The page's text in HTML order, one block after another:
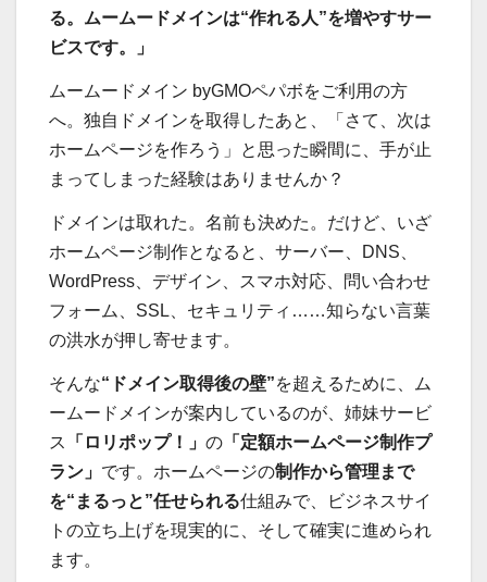
る。ムームードメインは“作れる人”を増やすサー
ビスです。」
ムームードメイン byGMOペパボをご利用の方
へ。独自ドメインを取得したあと、「さて、次は
ホームページを作ろう」と思った瞬間に、手が止
まってしまった経験はありませんか？
ドメインは取れた。名前も決めた。だけど、いざ
ホームページ制作となると、サーバー、DNS、
WordPress、デザイン、スマホ対応、問い合わせ
フォーム、SSL、セキュリティ……知らない言葉
の洪水が押し寄せます。
そんな“ドメイン取得後の壁”を超えるために、ム
ームードメインが案内しているのが、姉妹サービ
ス
「ロリポップ！」 の 「定額ホームページ制作プ
ラン」 です。ホームページの制作から管理まで
を“まるっと”任せられる仕組みで、ビジネスサイ
トの立ち上げを現実的に、そして確実に進められ
ます。